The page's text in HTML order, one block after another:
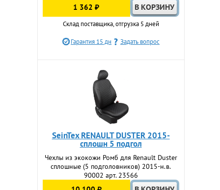
1 362 ₽
Склад поставщика, отгрузка 5 дней
Гарантия 15 дн Задать вопрос
SeinTex RENAULT DUSTER 2015-
сплошн 5 подгол
Чехлы из экокожи Ромб для Renault Duster
сплошные (5 подголовников) 2015-н.в.
90002 арт. 23566